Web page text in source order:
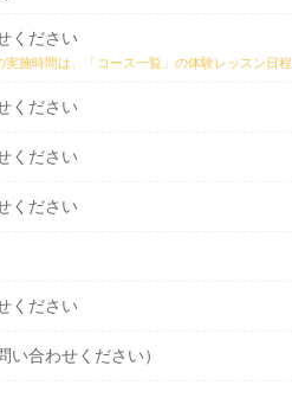
ください
施時間は、 「コース一覧」の体験レッスン日程
ください
ください
ください
ください
い合わせください）